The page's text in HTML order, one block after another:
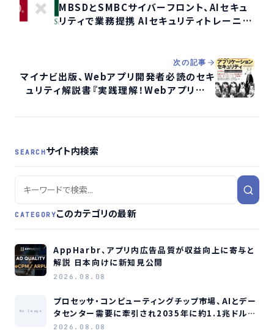
MBSDとSMBCサイバーフロント、AIセキュ
リティで業務提携 AIセキュリティトレーニン
次の記事
マイナビ出版、Webアプリ開発者必読のセキ
ュリティ解説書『実践理解！Webアプリケー
SEARCHサイト内検索
CATEGORYこのカテゴリの最新
AppHarbr、アプリ内広告品質が収益向上に寄与と
解説 日本向けに新知見公開
2026.08.08
No Image
プロセッサ・コンピューティングチップ市場、AIとデー
タセンター需要に牽引され2035年に約1.1兆ドル規
模へ成長か
2026.08.08